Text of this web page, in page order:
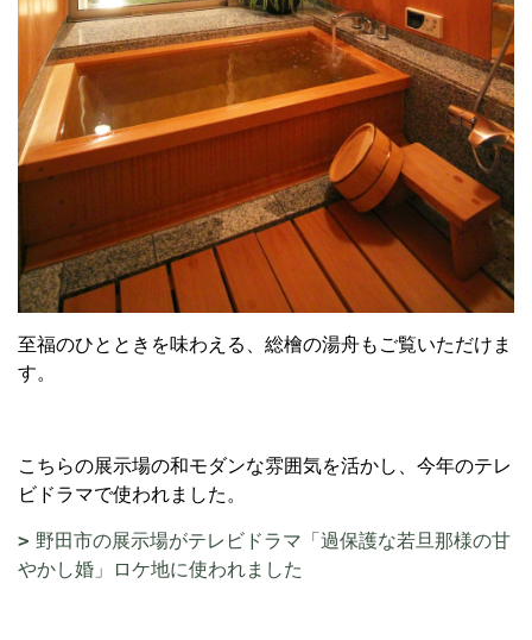
至福のひとときを味わえる、総檜の湯舟もご覧いただけま
す。
こちらの展示場の和モダンな雰囲気を活かし、今年のテレ
ビドラマで使われました。
野田市の展示場がテレビドラマ「過保護な若旦那様の甘
やかし婚」ロケ地に使われました